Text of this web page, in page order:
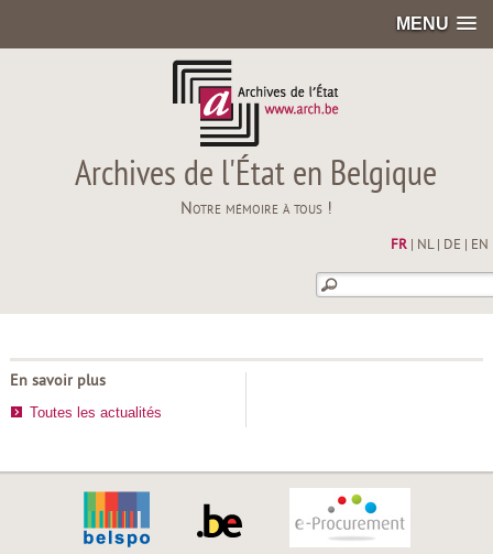
MENU
Archives de l'État en Belgique
Notre mémoire à tous !
FR| NL| DE EN
En savoir plus
Toutes les actualités